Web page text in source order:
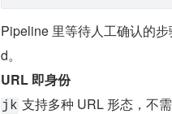
Pipeline 里等待人工确认的
d。
URL 即身份
jk 支持多种 URL 形态，不